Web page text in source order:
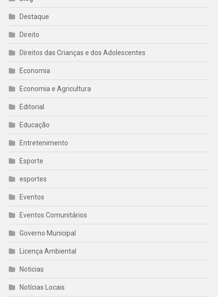
Destaque
Direito
Direitos das Crianças e dos Adolescentes
Economia
Economia e Agricultura
Editorial
Educação
Entretenimento
Esporte
esportes
Eventos
Eventos Comunitários
Governo Municipal
Licença Ambiental
Noticias
Notícias Locais